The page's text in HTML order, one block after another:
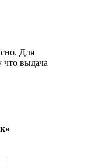
Для
что выдача